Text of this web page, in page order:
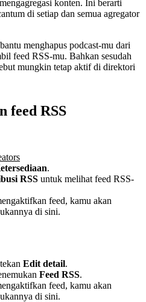
konten. Ini berarti
di setiap dan semua agregator
menghapus podcast-mu dari
feed RSS-mu. Bahkan sesudah
mungkin tetap aktif di direktori
feed RSS
.
RSS untuk melihat feed RSS-
feed, kamu akan
di sini.
Edit detail.
Feed RSS.
feed, kamu akan
di sini.